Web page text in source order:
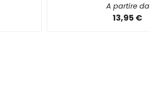
A partire da
13,95 €